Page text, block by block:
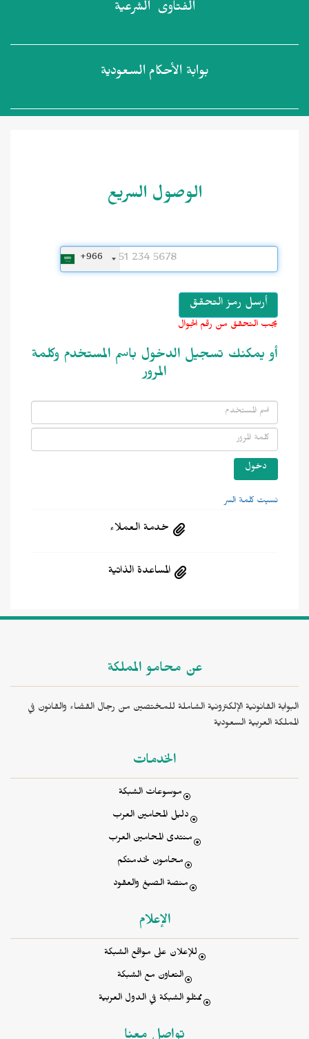
الفتاوى الشرعية
بوابة الأحكام السعودية
الوصول السريع
+966
يجب التحقق من رقم الجوال
أو يمكنك تسجيل الدخول باسم المستخدم وكلمة
المرور
نسيت كلمة السر
خدمة العملاء
المساعدة الذاتية
عن محامو المملكة
البوابة القانونية الإلكترونية الشاملة للمختصين من رجال القضاء والقانون في
المملكة العربية السعودية
الخدمات
موسوعات الشبكة
دليل المحامين العرب
منتدى المحامين العرب
محامون لخدمتكم
منصة الصيغ والعقود
الإعلام
للإعلان على مواقع الشبكة
التعاون مع الشبكة
ممثلو الشبكة في الدول العربية